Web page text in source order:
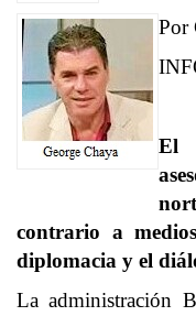
Por
El
contrario a
diplomacia y el
La administración